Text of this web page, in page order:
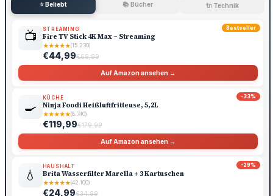
⭐ Beliebt 📚 Bücher 🔌 Technik
Bestseller
📺 STREAMING
Fire TV Stick 4K Max – Streaming
★★★★★(15.230)
€44,99€69,99
Auf Amazon ansehen →
-33%
🍳
KÜCHE
Ninja Foodi Heißluftfritteuse, 5,2L
★★★★★(8.740)
€119,99€179,99
Auf Amazon ansehen →
-29%
💧
HAUSHALT
Brita Wasserfilter Marella + 3 Kartuschen
★★★★★(42.100)
€24,99€34,99